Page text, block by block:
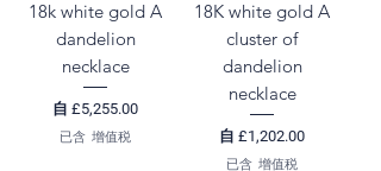
18k white gold A
dandelion
necklace
自 £5,255.00
促銷價格
已含 增值税
18K white gold A
cluster of
dandelion
necklace
自 £1,202.00
促銷價格
已含 增值税